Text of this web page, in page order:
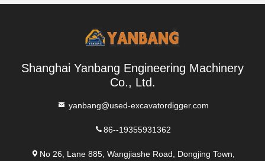
Shanghai Yanbang Engineering Machinery
Co., Ltd.
yanbang@used-excavatordigger.com
86--19355931362
No 26, Lane 885, Wangjiashe Road, Dongjing Town,